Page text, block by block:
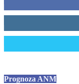
Prognoza ANM